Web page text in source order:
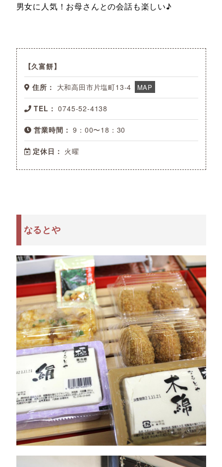
男女に人気！お母さんとの会話も楽しい♪
久富餅
住所： 大和高田市片塩町13-4 MAP
TEL： 0745-52-4138
営業時間： 9：00〜18：30
定休日： 火曜
なるとや